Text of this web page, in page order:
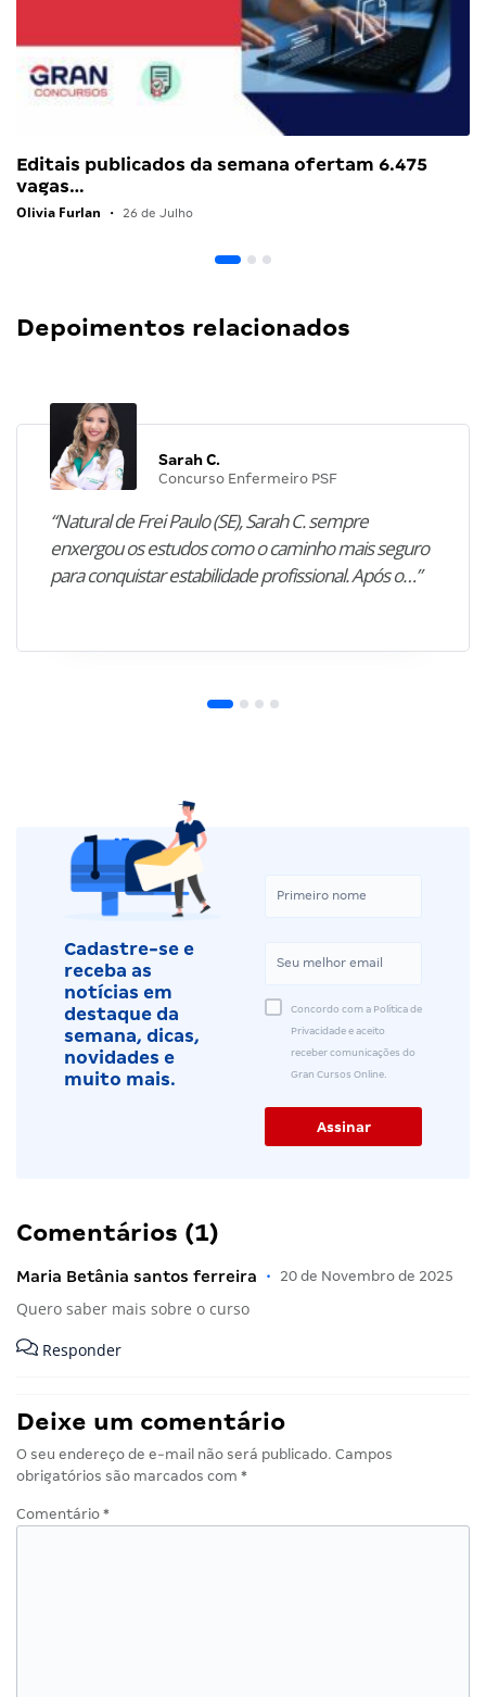
Editais publicados da semana ofertam 6.475
vagas…
Olivia Furlan • 26 de Julho
Depoimentos relacionados
Sarah C.
Concurso Enfermeiro PSF
“Natural de Frei Paulo (SE), Sarah C. sempre
enxergou os estudos como o caminho mais seguro
para conquistar estabilidade profissional. Após o…”
Cadastre-se e
receba as
notícias em
destaque da
semana, dicas,
novidades e
muito mais.
Concordo com a Política de
Privacidade e aceito
receber comunicações do
Gran Cursos Online.
Comentários (1)
Maria Betânia santos ferreira • 20 de Novembro de 2025
Quero saber mais sobre o curso
Responder
Deixe um comentário
O seu endereço de e-mail não será publicado. Campos
obrigatórios são marcados com *
Comentário *